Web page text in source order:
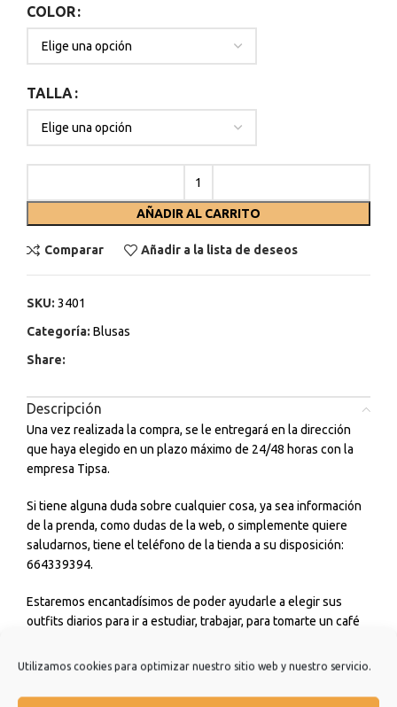
Utilizamos cookies para optimizar nuestro sitio web y nuestro servicio.
COLOR
TALLA
AÑADIR AL CARRITO
Comparar Añadir a la lista de deseos
SKU: 3401
Categoría: Blusas
Share:
Descripción
Una vez realizada la compra, se le entregará en la dirección
que haya elegido en un plazo máximo de 24/48 horas con la
empresa Tipsa.
Si tiene alguna duda sobre cualquier cosa, ya sea información
de la prenda, como dudas de la web, o simplemente quiere
saludarnos, tiene el teléfono de la tienda a su disposición:
664339394.
Estaremos encantadísimos de poder ayudarle a elegir sus
outfits diarios para ir a estudiar, trabajar, para tomarte un café
tengas. No dudes en consultarnos.
Estamos muy agradecidos de que hayas elegido nuestra